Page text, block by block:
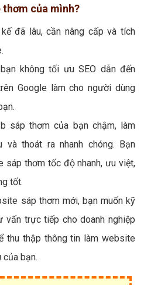
của mình?
đã lâu, cần nâng cấp và tích
không tối ưu SEO dẫn đến
Google làm cho người dùng
sáp thơm của bạn chậm, làm
và thoát ra nhanh chóng. Bạn
sáp thơm tốc độ nhanh, ưu việt,
tốt.
sáp thơm mới, bạn muốn kỹ
vấn trực tiếp cho doanh nghiệp
thu thập thông tin làm website
bạn.